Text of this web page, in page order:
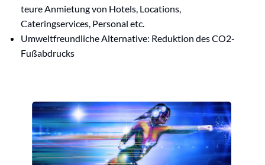
teure Anmietung von Hotels, Locations,
Cateringservices, Personal etc.
Umweltfreundliche Alternative: Reduktion des CO2-
Fußabdrucks